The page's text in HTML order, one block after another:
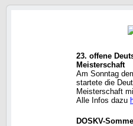
23. offene
Meisterschaft
Am Sonntag
startete die
Meisterschaft
Alle Infos dazu
DOSKV-